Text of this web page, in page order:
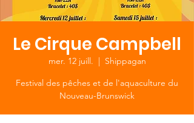
Le Cirque Campbell
mer. 12 juill.
  |
Shippagan
Festival des pêches et de l'aquaculture du
Nouveau-Brunswick